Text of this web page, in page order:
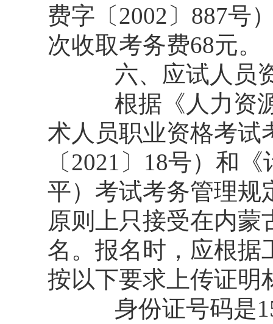
费字〔2002〕887号
次收取考务费68元。
六、应试人员资
根据《人力资源
术人员职业资格考试
〔2021〕18号）和
平）考试考务管理规
原则上只接受在内蒙
名。报名时，应根据
按以下要求上传证明
身份证号码是15